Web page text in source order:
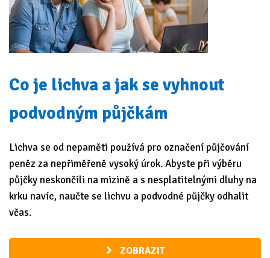
Co je lichva a jak se vyhnout
podvodným půjčkám
Lichva se od nepaměti používá pro označení půjčování
peněz za nepřiměřeně vysoký úrok. Abyste při výběru
půjčky neskončili na mizině a s nesplatitelnými dluhy na
krku navíc, naučte se lichvu a podvodné půjčky odhalit
včas.
ZOBRAZIT